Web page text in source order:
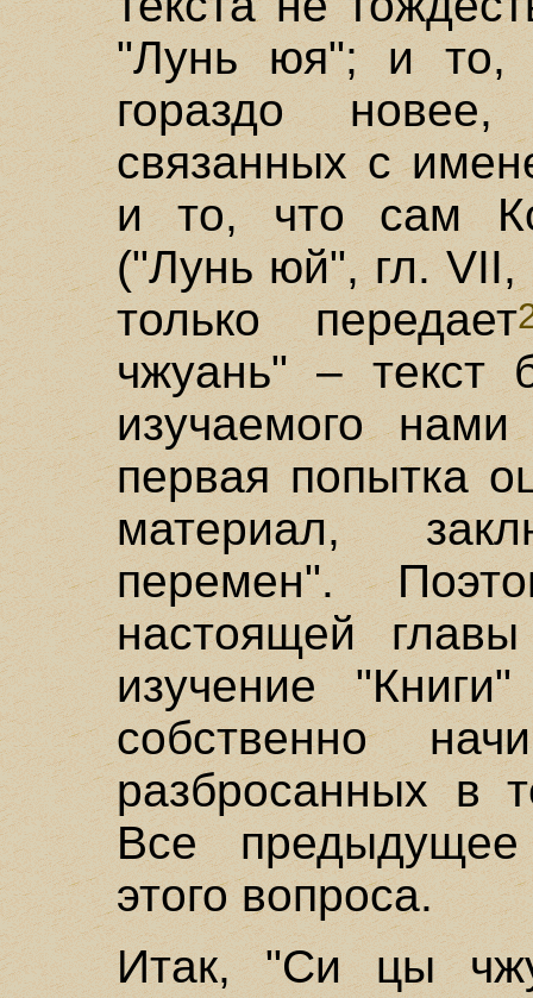
"Лунь юя"; и то,
гораздо
связанных с
и то, что сам
("Лунь юй", гл.
только передает
чжуань" – текст
изучаемого
первая попытка
материал,
перемен".
настоящей
изучение
собственно
разбросанных в
Все
этого вопроса.
Итак, "Си цы